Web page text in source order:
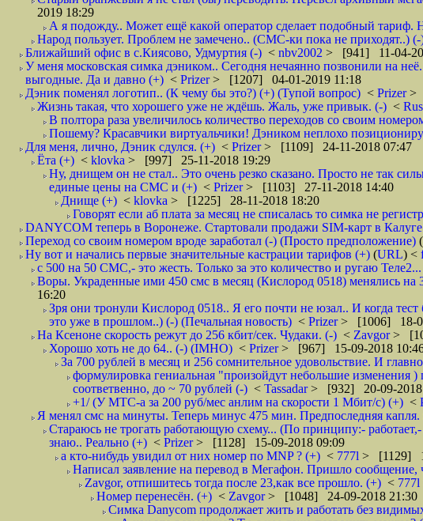
2019 18:29
А я подожду.. Может ещё какой оператор сделает подобный
Народ пользует. Проблем не замечено.. (СМС-ки пока не приходят..)
Ближайший офис в с.Киясово, Удмуртия (-) < nbv2002 > [941] 11-04-
У меня московская симка дэником.. Сегодня нечаянно позвонили на
выгодные. Да и давно (+) < Prizer> [1207] 04-01-2019 11:18
Дэник поменял логотип.. (К чему бы это?) (+) (Тупой вопрос) < Prizer>
Жизнь такая, что хорошего уже не ждёшь. Жаль, уже привык. (-) <
В полтора раза увеличилось количество переходов со своим
Пошему? Красавчики виртуальчики! Дэником неплохо
Для меня, лично, Дэник сдулся. (+) < Prizer> [1109] 24-11-2018 07:47
Ёта (+) < klovka > [997] 25-11-2018 19:29
Ну, днищем он не стал.. Это очень резко сказано. Просто не так
единые цены на СМС и (+) < Prizer> [1103] 27-11-2018 14:40
Днище (+) < klovka > [1225] 28-11-2018 18:20
Говорят если аб плата за месяц не списалась то симка не
DANYCOM теперь в Воронеже. Стартовали продажи SIM-карт в
Переход со своим номером вроде заработал (-) (Просто предположение) (
Ну вот и начались первые значительные кастрации тарифов (+) (URL) <
с 500 на 50 СМС,- это жесть. Только за это количество и ругаю
Воры. Украденные ими 450 смс в месяц (Кислород 0518) менялись
16:20
Зря они тронули Кислород 0518.. Я его почти не юзал.. И когда
это уже в прошлом..) (-) (Печальная новость) < Prizer> [1006] 18-
На Ксеноне скорость режут до 256 кбит/сек. Чудаки. (-) < Zavgor>
Хорошо хоть не до 64.. (-) (IMHO) < Prizer> [967] 15-09-2018
За 700 рублей в месяц и 256 сомнительное удовольствие. И
формулировка гениальная "произойдут небольшие изменения
соответвенно, до ~ 70 рублей (-) < Tassadar> [932] 20-09-2018
+1/ (У МТС-а за 200 руб/мес анлим на скорости 1 Мбит/с) (+) <
Я менял смс на минуты. Теперь минус 475 мин. Предпоследняя капля.
Стараюсь не трогать работающую схему... (По принципу:-
знаю.. Реально (+) < Prizer> [1128] 15-09-2018 09:09
а кто-нибудь увидил от них номер по MNP ? (+) < 777l > [1129]
Написал заявление на перевод в Мегафон. Пришло сообщение,
Zavgor, отпишитесь тогда после 23,как все прошло. (+) < 777l
Номер перенесён. (+) < Zavgor> [1048] 24-09-2018 21:30
Симка Danycom продолжает жить и работать без